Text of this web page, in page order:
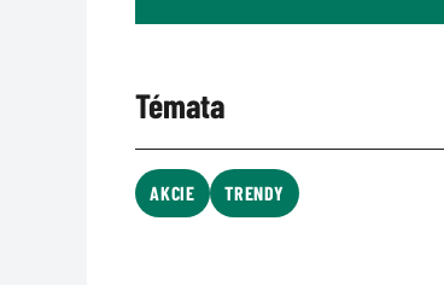
Témata
AKCIE TRENDY